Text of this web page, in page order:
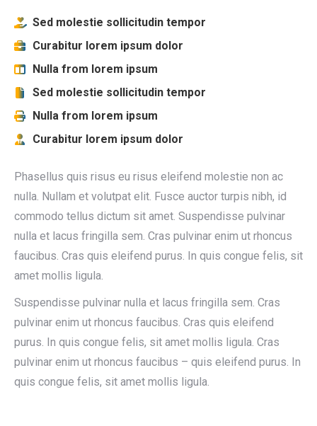
Sed molestie sollicitudin tempor
Curabitur lorem ipsum dolor
Nulla from lorem ipsum
Sed molestie sollicitudin tempor
Nulla from lorem ipsum
Curabitur lorem ipsum dolor
Phasellus quis risus eu risus eleifend molestie non ac
nulla. Nullam et volutpat elit. Fusce auctor turpis nibh, id
commodo tellus dictum sit amet. Suspendisse pulvinar
nulla et lacus fringilla sem. Cras pulvinar enim ut rhoncus
faucibus. Cras quis eleifend purus. In quis congue felis, sit
amet mollis ligula.
Suspendisse pulvinar nulla et lacus fringilla sem. Cras
pulvinar enim ut rhoncus faucibus. Cras quis eleifend
purus. In quis congue felis, sit amet mollis ligula. Cras
pulvinar enim ut rhoncus faucibus – quis eleifend purus. In
quis congue felis, sit amet mollis ligula.